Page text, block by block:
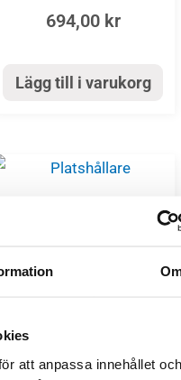
att anpassa innehållet och
694,00 kr
Lägg till i varukorg
platta) FloPro